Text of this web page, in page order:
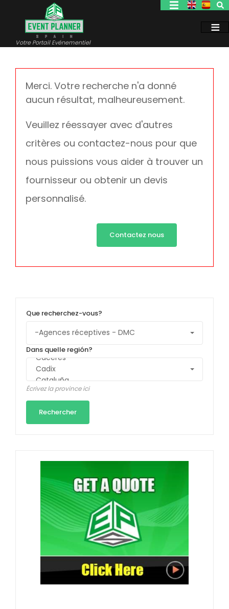
contenu
Votre Portail Evénementiel
Merci. Votre recherche n'a donné
aucun résultat, malheureusement.
Veuillez réessayer avec d'autres
critères ou contactez-nous pour que
nous puissions vous aider à trouver un
fournisseur ou obtenir un devis
personnalisé.
Contactez nous
Que recherchez-vous?
Dans quelle región?
Écrivez la province ici